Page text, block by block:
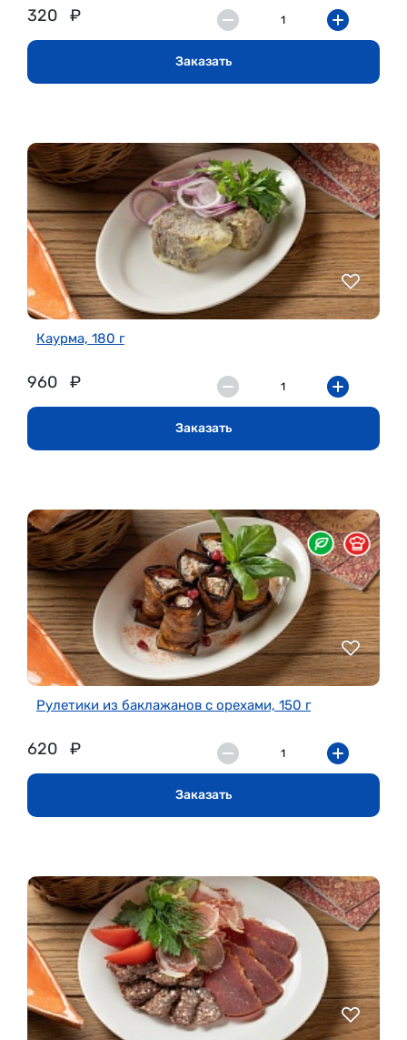
320 ₽
Заказать
Каурма, 180 г
960 ₽
Заказать
Рулетики из баклажанов с орехами, 150 г
620 ₽
Заказать